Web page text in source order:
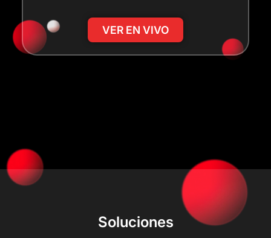
VER EN VIVO
Soluciones